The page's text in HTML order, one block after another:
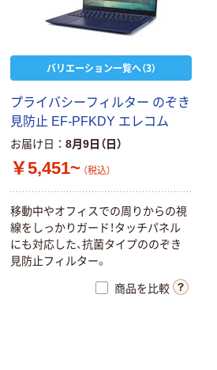
バリエーション一覧へ（3）
プライバシーフィルター のぞき
見防止 EF-PFKDY エレコム
お届け日 8月9日（日）
￥5,451~ （税込）
移動中やオフィスでの周りからの視
線をしっかりガード！タッチパネル
にも対応した、抗菌タイプののぞき
見防止フィルター。
商品を比較